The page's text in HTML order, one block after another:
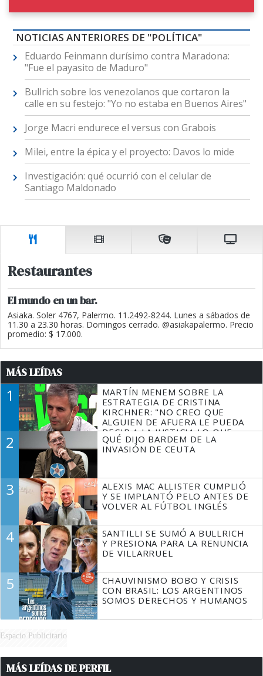
NOTICIAS ANTERIORES DE "POLÍTICA"
Eduardo Feinmann durísimo contra Maradona:
"Fue el payasito de Maduro"
Bullrich sobre los venezolanos que cortaron la
calle en su festejo: "Yo no estaba en Buenos Aires"
Jorge Macri endurece el versus con Grabois
Milei, entre la épica y el proyecto: Davos lo mide
Investigación: qué ocurrió con el celular de
Santiago Maldonado
Restaurantes
El mundo en un bar.
Asiaka. Soler 4767, Palermo. 11.2492-8244. Lunes a sábados de
11.30 a 23.30 horas. Domingos cerrado. @asiakapalermo. Precio
promedio: $ 17.000.
MÁS LEÍDAS
1
MARTÍN MENEM SOBRE LA
ESTRATEGIA DE CRISTINA
KIRCHNER: "NO CREO QUE
ALGUIEN DE AFUERA LE PUEDA
DECIR A LA JUSTICIA LO QUE
TIENE QUE HACER"
2
QUÉ DIJO BARDEM DE LA
INVASIÓN DE CEUTA
3
ALEXIS MAC ALLISTER CUMPLIÓ
Y SE IMPLANTÓ PELO ANTES DE
VOLVER AL FÚTBOL INGLÉS
4
SANTILLI SE SUMÓ A BULLRICH
Y PRESIONA PARA LA RENUNCIA
DE VILLARRUEL
5
CHAUVINISMO BOBO Y CRISIS
CON BRASIL: LOS ARGENTINOS
SOMOS DERECHOS Y HUMANOS
Espacio Publicitario
MÁS LEÍDAS DE PERFIL